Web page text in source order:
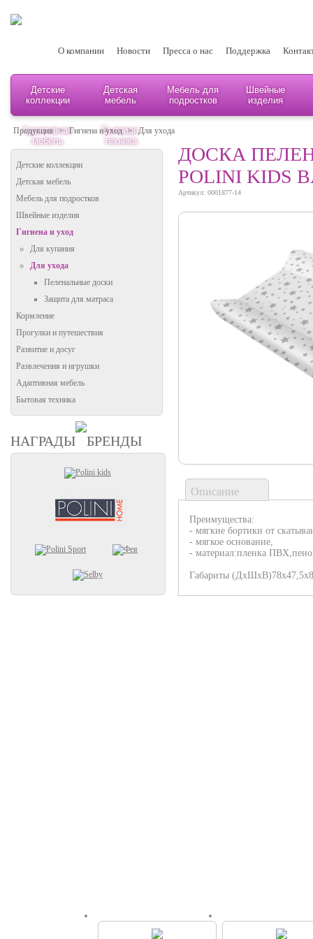
О компании Новости Пресса о нас Поддержка
Детские
коллекции
Детская
мебель
Мебель для
подростков
Швейные
изделия
Адаптивная
мебель
Бытовая
техника
Продукция > Гигиена и уход > Для ухода
Детские коллекции
Детская мебель
Мебель для подростков
Швейные изделия
Гигиена и уход
Для купания
Для ухода
Пеленальные доски
Защита для матраса
Кормление
Прогулки и путешествия
Развитие и досуг
Развлечения и игрушки
Адаптивная мебель
Бытовая техника
НАГРАДЫ БРЕНДЫ
ДОСКА
POLINI KIDS
Артикул: 0001877-14
Описание
Преимущества:
- мягкие бортики от
- мягкое основание,
- материал:пленка
Габариты